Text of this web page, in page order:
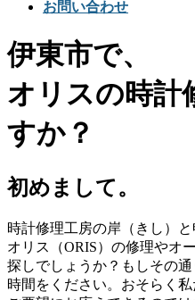
お問い合わせ
伊東市で、
オリスの時計
すか？
初めまして。
時計修理工房の岸（きし）
オリス（ORIS）の修理やオ
探しでしょうか？もしその
時間をください。おそらく